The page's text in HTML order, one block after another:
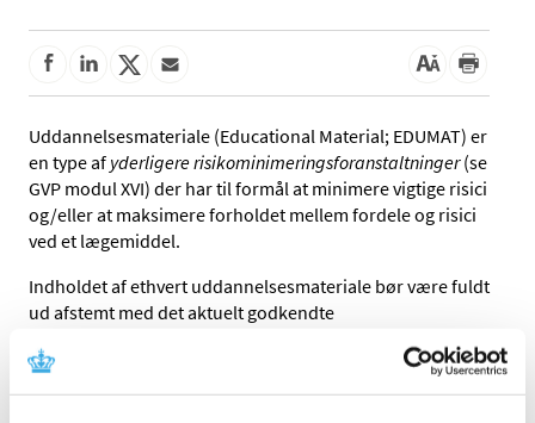
Uddannelsesmateriale (Educational Material; EDUMAT) er
en type af yderligere risikominimeringsforanstaltninger(se
GVP modul XVI) der har til formål at minimere vigtige risici
og/eller at maksimere forholdet mellem fordele og risici
ved et lægemiddel.
Indholdet af ethvert uddannelsesmateriale bør være fuldt
ud afstemt med det aktuelt godkendte
oplysninger i produktresuméet og indlægssedlen frem
for at gentage.